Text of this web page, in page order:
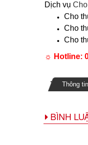
Dịch vụ
Cho
Cho
Cho
☼ Hotline:
Thông tin
BÌNH